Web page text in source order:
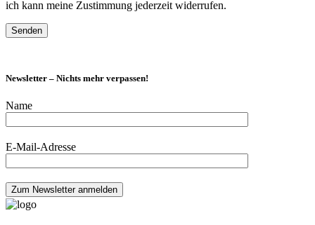
ich kann meine Zustimmung jederzeit widerrufen.
Newsletter – Nichts mehr verpassen!
Name
E-Mail-Adresse